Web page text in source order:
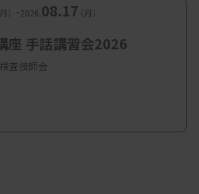
） -2026. 08.17（月）
座 手話講習会2026
査技師会